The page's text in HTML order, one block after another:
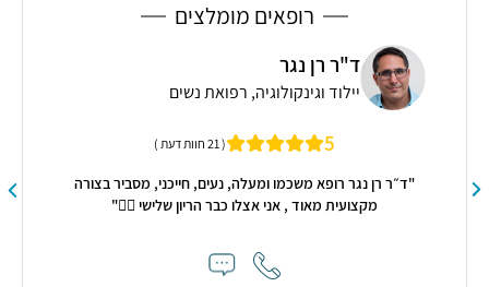
רופאים מומלצים
ד"ר רן נגר
יילוד וגינקולוגיה, רפואת נשים
5 ( 21 חוות דעת )
"ד״ר רן נגר רופא משכמו ומעלה, נעים, חייכני, מסביר בצורה
מקצועית מאוד , אני אצלו כבר הריון שלישי ✋🏻"